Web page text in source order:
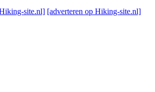
site.nl] [adverteren op Hiking-site.nl]